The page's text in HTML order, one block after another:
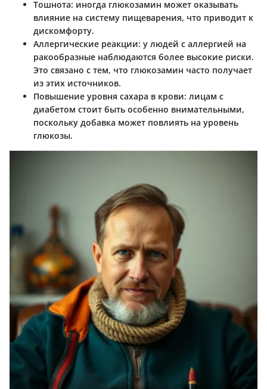
Тошнота: иногда глюкозамин может оказывать
влияние на систему пищеварения, что приводит к
дискомфорту.
Аллергические реакции: у людей с аллергией на
ракообразные наблюдаются более высокие риски.
Это связано с тем, что глюкозамин часто получает
из этих источников.
Повышение уровня сахара в крови: лицам с
диабетом стоит быть особенно внимательными,
поскольку добавка может повлиять на уровень
глюкозы.